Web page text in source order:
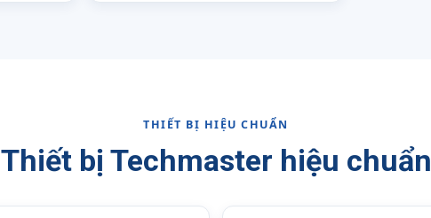
THIẾT BỊ HIỆU CHUẨN
Thiết bị Techmaster hiệu chuẩn